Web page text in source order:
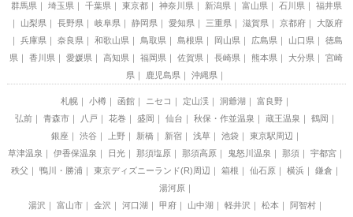
群馬県
埼玉県 千葉県 東京都 神奈川県 新潟県 富山県 石川県
福井県
山梨県
長野県 岐阜県 静岡県 愛知県 三重県 滋賀県 京都府
大阪府
兵庫県
奈良県 和歌山県 鳥取県 島根県 岡山県 広島県 山口県
徳島
県
香川県 愛媛県 高知県 福岡県 佐賀県 長崎県 熊本県 大分県
宮崎
県
鹿児島県 沖縄県
札幌 小樽 函館 ニセコ 定山渓 洞爺湖
富良野
弘前
青森市 八戸 花巻 盛岡 仙台 秋保・作並温泉 蔵王温泉
鶴岡
銀座
渋谷 上野 新橋 新宿 浅草 池袋
東京駅周辺
草津温泉
伊香保温泉 日光 那須塩原 那須高原 鬼怒川温泉 那須
宇都宮
秩父
鴨川・勝浦 東京ディズニーランド(R)周辺 箱根 仙石原 横浜
鎌倉
湯河原
湯沢
富山市 金沢 河口湖 甲府 山中湖 軽井沢 松本
阿智村